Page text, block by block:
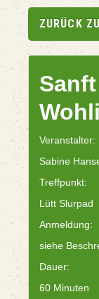
ZURÜCK
Veranstalter:
Sabine
Treffpunkt:
Lütt Slurpad
Anmeldung:
siehe
Dauer:
60 Minuten